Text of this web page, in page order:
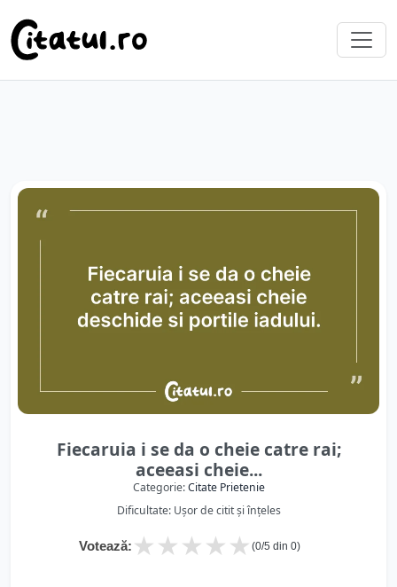
Fiecaruia i se da o cheie catre rai;
aceeasi cheie...
Categorie:Citate Prietenie
Dificultate: Ușor de citit și înțeles
Votează: ★
★
★
★
★ (0/5 din 0)